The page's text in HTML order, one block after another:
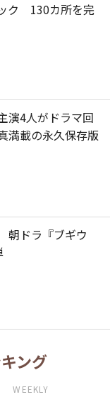
ク 130カ所を完
演4人がドラマ回
載の永久保存版
朝ドラ『ブギウ
ング
WEEKLY